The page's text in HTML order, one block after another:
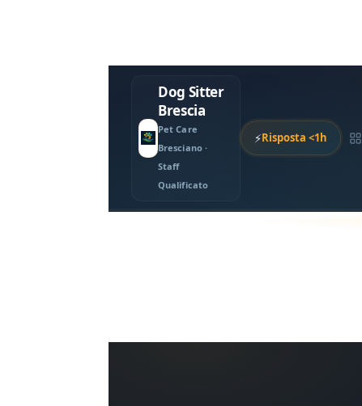
Dog Sitter
Brescia
Pet Care
Bresciano ·
Staff
Qualificato
⚡Risposta <1h